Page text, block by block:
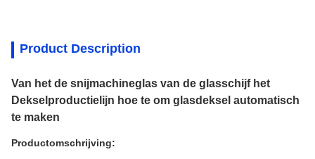
Product Description
Van het de snijmachineglas van de glasschijf het
Dekselproductielijn hoe te om glasdeksel automatisch
te maken
Productomschrijving: